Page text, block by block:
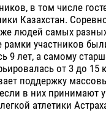
в том числе
Казахстан.
людей самых
участников
9 лет, а самому
от 3 до 15
поддержку
в них принимают
атлетики